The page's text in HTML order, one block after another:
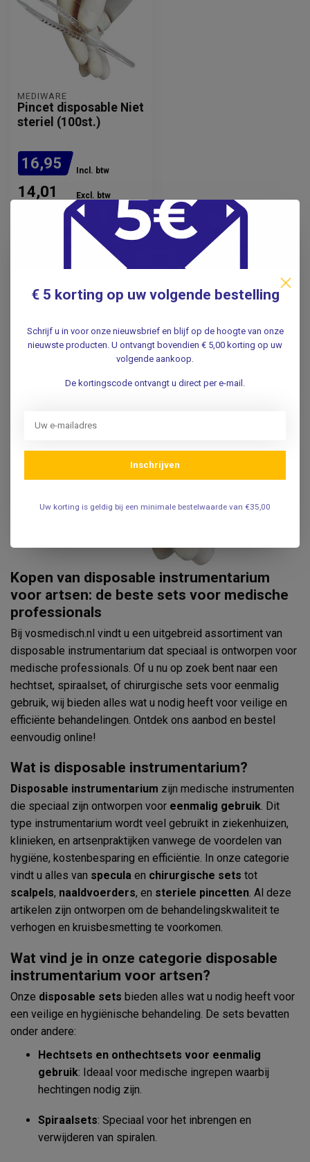
MEDIWARE
Pincet disposable Niet
steriel (100st.)
16,95 Incl. btw
14,01 Excl. btw
Op voorraad
Kopen van disposable instrumentarium
voor artsen: de beste sets voor medische
professionals
Bij vosmedisch.nl vindt u een uitgebreid assortiment van
disposable instrumentarium dat speciaal is ontworpen voor
medische professionals. Of u nu op zoek bent naar een
hechtset, spiraalset, of chirurgische sets voor eenmalig
gebruik, wij bieden alles wat u nodig heeft voor veilige en
efficiënte behandelingen. Ontdek ons aanbod en bestel
eenvoudig online!
Wat is disposable instrumentarium?
Disposable instrumentarium zijn medische instrumenten
die speciaal zijn ontworpen voor eenmalig gebruik. Dit
type instrumentarium wordt veel gebruikt in ziekenhuizen,
klinieken, en artsenpraktijken vanwege de voordelen van
hygiëne, kostenbesparing en efficiëntie. In onze categorie
vindt u alles van specula en chirurgische sets tot
scalpels, naaldvoerders, en steriele pincetten. Al deze
artikelen zijn ontworpen om de behandelingskwaliteit te
verhogen en kruisbesmetting te voorkomen.
Wat vind je in onze categorie disposable
instrumentarium voor artsen?
Onze disposable sets bieden alles wat u nodig heeft voor
een veilige en hygiënische behandeling. De sets bevatten
onder andere:
Hechtsets en onthechtsets voor eenmalig
gebruik: Ideaal voor medische ingrepen waarbij
hechtingen nodig zijn.
Spiraalsets: Speciaal voor het inbrengen en
verwijderen van spiralen.
€ 5 korting op uw volgende bestelling
Schrijf u in voor onze nieuwsbrief en blijf op de hoogte van onze
nieuwste producten. U ontvangt bovendien € 5,00 korting op uw
volgende aankoop.
De kortingscode ontvangt u direct per e-mail.
Inschrijven
Uw korting is geldig bij een minimale bestelwaarde van €35,00